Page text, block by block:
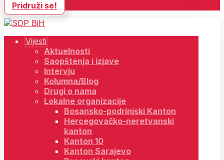
Pridruži se!
Vijesti
Aktuelnosti
Saopštenja i izjave
Intervju
Kolumna/Blog
Drugi o nama
Lokalne organizacije
Bosansko-podrinjski Kanton
Hercegovačko-neretvanski
kanton
Kanton 10
Kanton Sarajevo